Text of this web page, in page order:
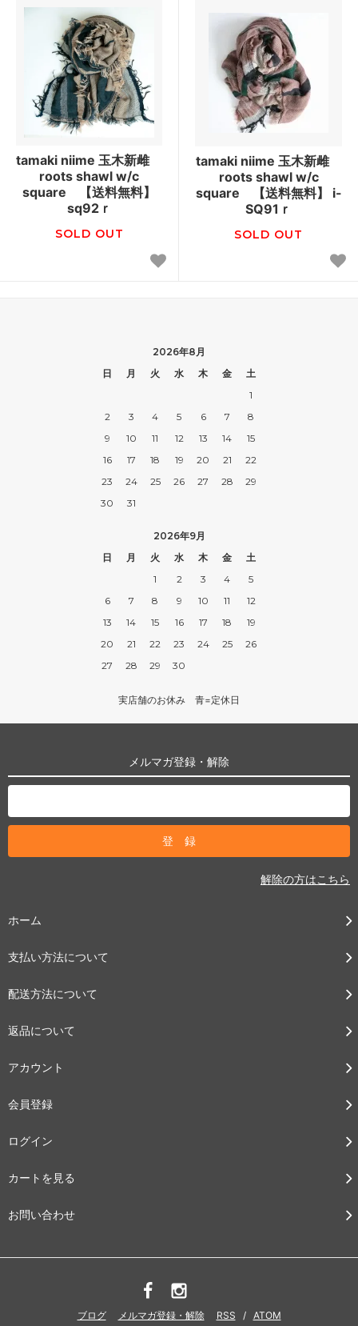
tamaki niime 玉木新雌
roots shawl w/c
square 【送料無料】
sq92ｒ
SOLD OUT
tamaki niime 玉木新雌
roots shawl w/c
square 【送料無料】 i-
SQ91ｒ
SOLD OUT
2026年8月
日
月 火 水 木 金
土
1
2
3 4 5 6 7
8
9
10 11 12 13 14
15
16
17 18 19 20 21
22
23
24 25 26 27 28
29
30
31
2026年9月
日
月 火 水 木 金
土
1
2 3 4
5
6
7 8 9 10 11
12
13
14 15 16 17 18
19
20
21 22 23 24 25
26
27
28 29 30
実店舗のお休み 青=定休日
メルマガ登録・解除
解除の方はこちら
ホーム
支払い方法について
配送方法について
返品について
アカウント
会員登録
ログイン
カートを見る
お問い合わせ
ブログ メルマガ登録・解除 RSS / ATOM